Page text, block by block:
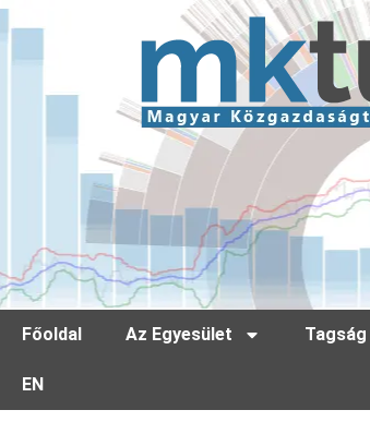
Főoldal Az Egyesület Tagság
EN